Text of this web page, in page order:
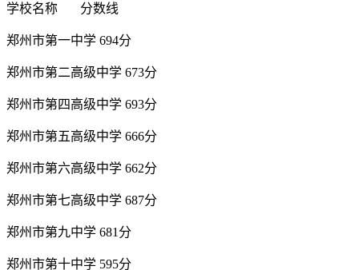
学校名称 分数线
郑州市第一中学 694分
郑州市第二高级中学 673分
郑州市第四高级中学 693分
郑州市第五高级中学 666分
郑州市第六高级中学 662分
郑州市第七高级中学 687分
郑州市第九中学 681分
郑州市第十中学 595分